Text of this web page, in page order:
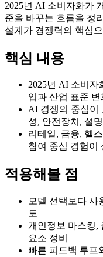
2025년 AI 소비자화가
준을 바꾸는 흐름을 정
설계가 경쟁력의 핵심
핵심 내용
2025년 AI 소비자
입과 산업 표준
AI 경쟁의 중심이
성, 안전장치, 설
리테일, 금융, 헬
참여 중심 경험이
적용해볼 점
모델 선택보다 사
토
개인정보 마스킹,
요소 정비
빠른 피드백 루프